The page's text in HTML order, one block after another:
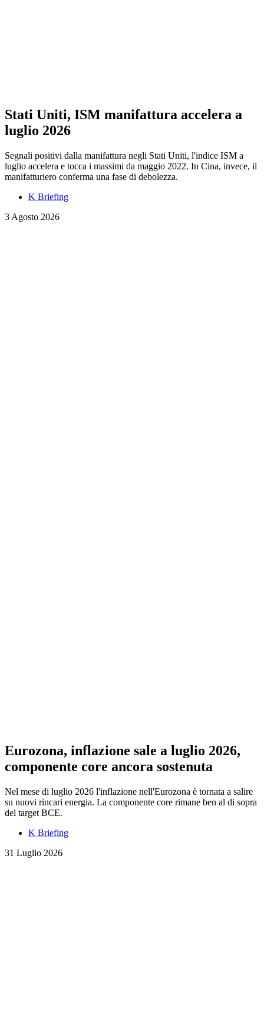
Stati Uniti, ISM manifattura accelera a
luglio 2026
Segnali positivi dalla manifattura negli Stati Uniti, l'indice ISM a
luglio accelera e tocca i massimi da maggio 2022. In Cina, invece, il
manifatturiero conferma una fase di debolezza.
K Briefing
3 Agosto 2026
Eurozona, inflazione sale a luglio 2026,
componente core ancora sostenuta
Nel mese di luglio 2026 l'inflazione nell'Eurozona è tornata a salire
su nuovi rincari energia. La componente core rimane ben al di sopra
del target BCE.
K Briefing
31 Luglio 2026